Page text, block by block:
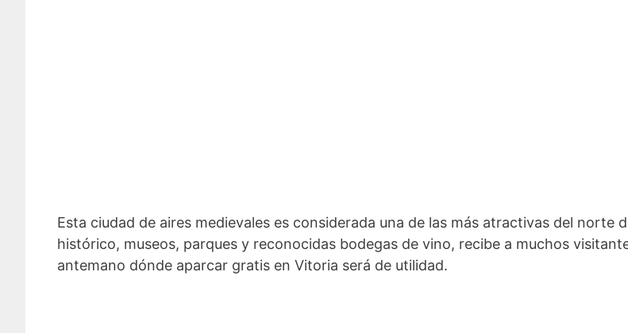
Esta ciudad de aires medievales es considerada una de las más atractivas del norte
histórico, museos, parques y reconocidas bodegas de vino, recibe a muchos
antemano dónde aparcar gratis en Vitoria será de utilidad.